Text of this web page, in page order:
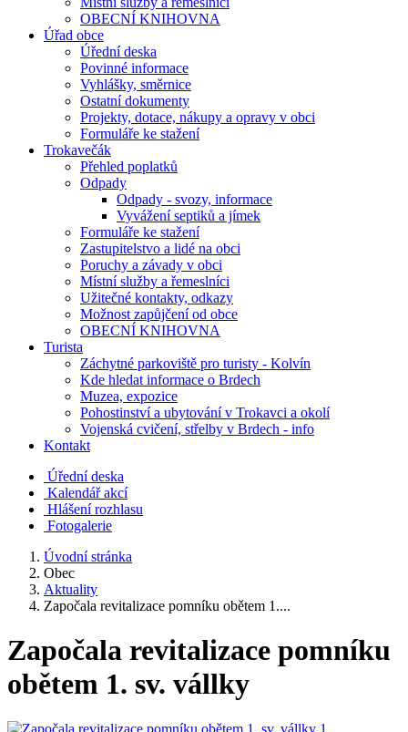
OBECNÍ KNIHOVNA
Úřad obce
Úřední deska
Povinné informace
Vyhlášky, směrnice
Ostatní dokumenty
Projekty, dotace, nákupy a opravy v obci
Formuláře ke stažení
Trokavečák
Přehled poplatků
Odpady
Odpady - svozy, informace
Vyvážení septiků a jímek
Formuláře ke stažení
Zastupitelstvo a lidé na obci
Poruchy a závady v obci
Místní služby a řemeslníci
Užitečné kontakty, odkazy
Možnost zapůjčení od obce
OBECNÍ KNIHOVNA
Turista
Záchytné parkoviště pro turisty - Kolvín
Kde hledat informace o Brdech
Muzea, expozice
Pohostinství a ubytování v Trokavci a okolí
Vojenská cvičení, střelby v Brdech - info
Kontakt
Úřední deska
Kalendář akcí
Hlášení rozhlasu
Fotogalerie
Úvodní stránka
Obec
Aktuality
Započala revitalizace pomníku obětem 1....
Započala revitalizace pomníku
obětem 1. sv. vállky